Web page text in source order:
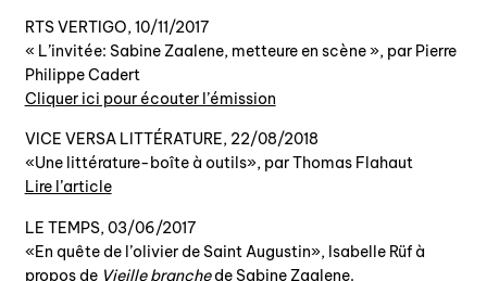
RTS VERTIGO, 10/11/2017
« L’invitée: Sabine Zaalene, metteure en scène », par Pierre
Philippe Cadert
Cliquer ici pour écouter l’émission
VICE VERSA LITTÉRATURE, 22/08/2018
«Une littérature-boîte à outils», par Thomas Flahaut
Lire l’article
LE TEMPS, 03/06/2017
«En quête de l’olivier de Saint Augustin», Isabelle Rüf à
propos de Vieille branchede Sabine Zaalene.